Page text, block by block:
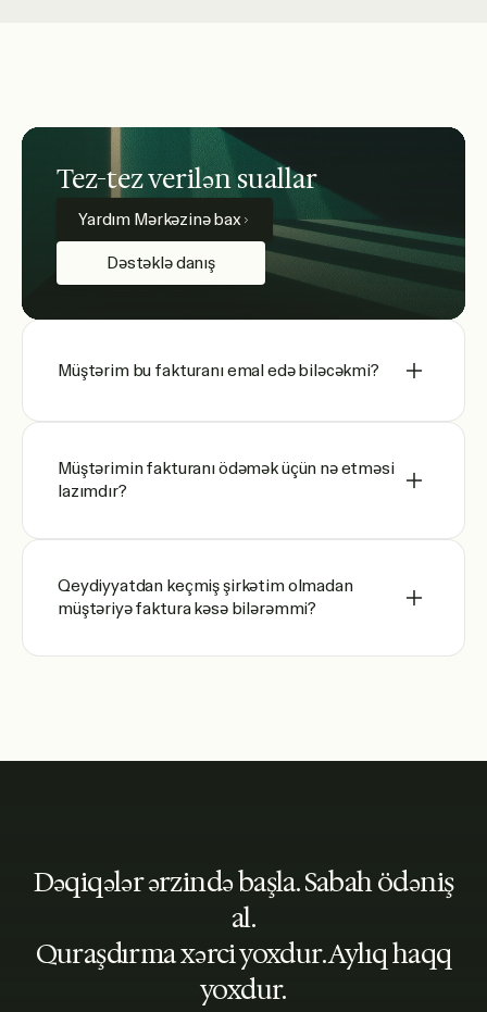
Tez-tez verilən suallar
Yardım Mərkəzinə bax
Dəstəklə danış
Müştərim bu fakturanı emal edə biləcəkmi?
Müştərimin fakturanı ödəmək üçün nə etməsi
lazımdır?
Qeydiyyatdan keçmiş şirkətim olmadan
müştəriyə faktura kəsə bilərəmmi?
Dəqiqələr ərzində başla. Sabah ödəniş
al.
Quraşdırma xərci yoxdur. Aylıq haqq
yoxdur.